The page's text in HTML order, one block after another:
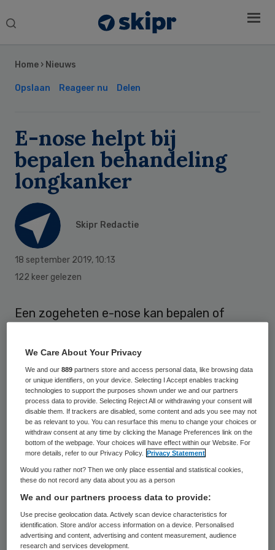
Search
Home › Nieuws
Opslaan Reageer nu Delen
E-nose helpt bij
bepalen behandeling
longkanker
Skipr Redactie
18 september 2019, 10:13
122 keer gelezen
Een zogeheten e-nose kan bepalen of
immuuntherapie, meldt RTL Nieuws. Met
behulp van het elektronische apparaat
kunnen sommige mensen met een niet-
kleincellige tumor en uitzaaiingen voortaan
uitsluitsel krijgen, zo blijkt uit onderzoek
van het Antoni van Leeuwenhoek, in
samenwerking met het Amsterdam UMC en
het Radboud UMC.
In Nederland lijden ongeveer 12.000 mensen
aan longkanker, waarvan 85 procent een
niet-kleincellige tumor heeft. Van die groep
Sidebar
We Care About Your Privacy
We and our889 partners store and access personal data, like browsing data
or unique identifiers, on your device. Selecting I Accept enables tracking
technologies to support the purposes shown under we and our partners
process data to provide. Selecting Reject All or withdrawing your consent will
disable them. If trackers are disabled, some content and ads you see may not
be as relevant to you. You can resurface this menu to change your choices or
withdraw consent at any time by clicking the Manage Preferences link on the
bottom of the webpage. Your choices will have effect within our Website. For
more details, refer to our Privacy Policy.
Privacy Statement
Would you rather not? Then we only place essential and statistical cookies,
these do not record any data about you as a person
We and our partners process data to provide:
Use precise geolocation data. Actively scan device characteristics for
identification. Store and/or access information on a device. Personalised
advertising and content, advertising and content measurement, audience
research and services development.